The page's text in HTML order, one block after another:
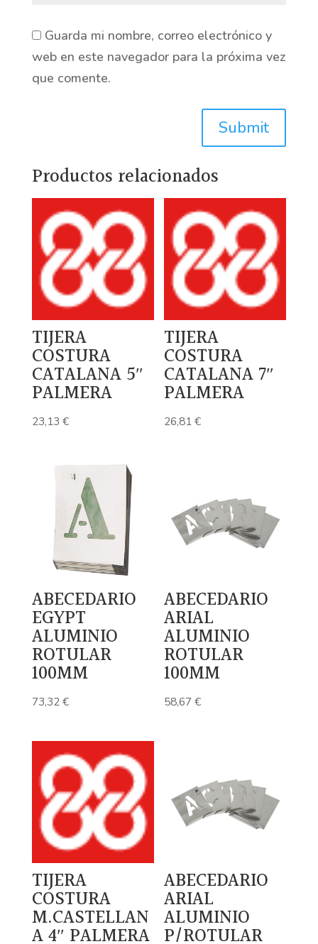
Guarda mi nombre, correo electrónico y
web en este navegador para la próxima vez
que comente.
Submit
Productos relacionados
TIJERA
COSTURA
CATALANA 5″
PALMERA
23,13 €
TIJERA
COSTURA
CATALANA 7″
PALMERA
26,81€
ABECEDARIO
EGYPT
ALUMINIO
ROTULAR
100MM
73,32€
ABECEDARIO
ARIAL
ALUMINIO
ROTULAR
100MM
58,67€
TIJERA
COSTURA
M.CASTELLAN
A 4″ PALMERA
ABECEDARIO
ARIAL
ALUMINIO
P/ROTULAR